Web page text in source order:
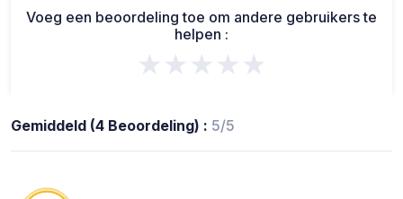
Voeg een beoordeling toe om andere gebruikers te
helpen :
★★★★★
Gemiddeld (4 Beoordeling) : 5/5